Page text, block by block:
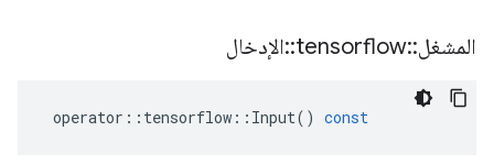
المشغل::
tensorflow
::الإدخال
operator :: tensorflow :: Input() const